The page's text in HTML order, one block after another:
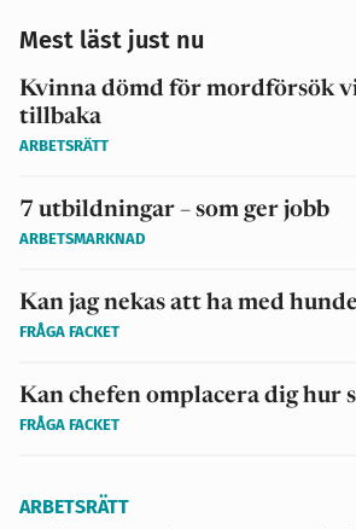
Mest läst just nu
Kvinna dömd för mordförsök
tillbaka
ARBETSRÄTT
7 utbildningar – som ger jobb
ARBETSMARKNAD
Kan jag nekas att ha med
FRÅGA FACKET
Kan chefen omplacera dig hur
FRÅGA FACKET
ARBETSRÄTT